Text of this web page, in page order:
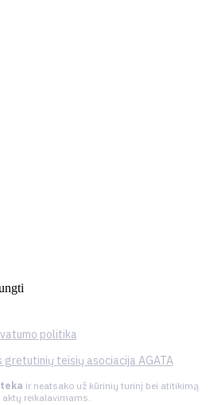
politika
teisių asociacija AGATA
ir neatsako už kūrinių turinį bei atitikimą
reikalavimams.